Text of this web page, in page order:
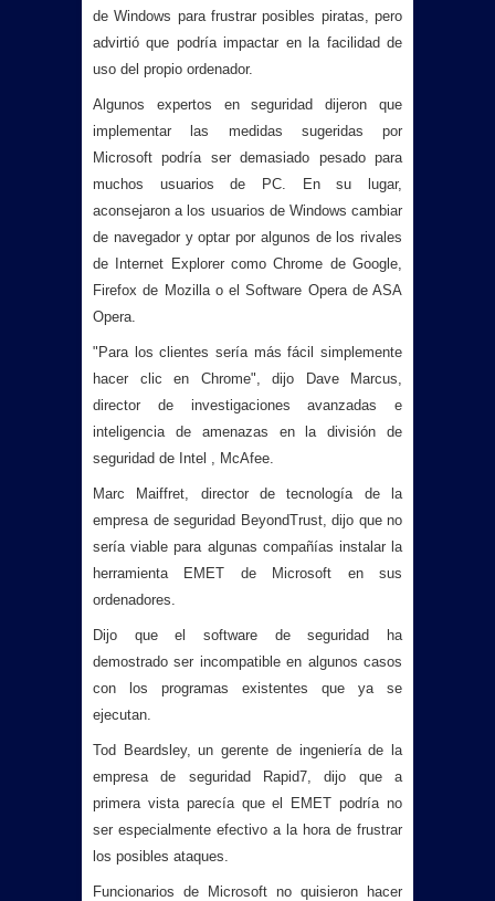
de Windows para frustrar posibles piratas, pero
advirtió que podría impactar en la facilidad de
uso del propio ordenador.
Algunos expertos en seguridad dijeron que
implementar las medidas sugeridas por
Microsoft podría ser demasiado pesado para
muchos usuarios de PC. En su lugar,
aconsejaron a los usuarios de Windows cambiar
de navegador y optar por algunos de los rivales
de Internet Explorer como Chrome de Google,
Firefox de Mozilla o el Software Opera de ASA
Opera.
"Para los clientes sería más fácil simplemente
hacer clic en Chrome", dijo Dave Marcus,
director de investigaciones avanzadas e
inteligencia de amenazas en la división de
seguridad de Intel , McAfee.
Marc Maiffret, director de tecnología de la
empresa de seguridad BeyondTrust, dijo que no
sería viable para algunas compañías instalar la
herramienta EMET de Microsoft en sus
ordenadores.
Dijo que el software de seguridad ha
demostrado ser incompatible en algunos casos
con los programas existentes que ya se
ejecutan.
Tod Beardsley, un gerente de ingeniería de la
empresa de seguridad Rapid7, dijo que a
primera vista parecía que el EMET podría no
ser especialmente efectivo a la hora de frustrar
los posibles ataques.
Funcionarios de Microsoft no quisieron hacer